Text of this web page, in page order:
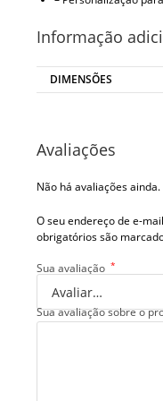
Informação
DIMENSÕES
Avaliações
Não há avaliações ainda.
O seu endereço de e-
obrigatórios são
Sua avaliação *
Sua avaliação sobre o